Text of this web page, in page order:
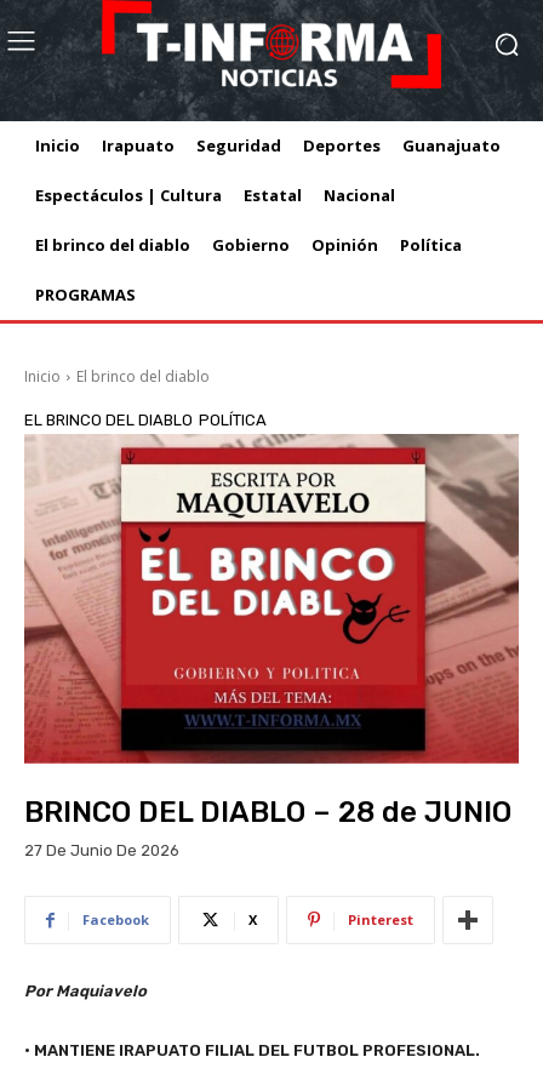
Inicio Irapuato Seguridad Deportes Guanajuato
Espectáculos | Cultura Estatal Nacional
El brinco del diablo Gobierno Opinión Política
PROGRAMAS
Inicio El brinco del diablo
EL BRINCO DEL DIABLO POLÍTICA
BRINCO DEL DIABLO – 28 de JUNIO
27 De Junio De 2026
Facebook X Pinterest
Por Maquiavelo
• MANTIENE IRAPUATO FILIAL DEL FUTBOL PROFESIONAL.